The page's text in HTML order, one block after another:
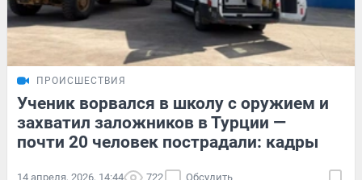
ПРОИСШЕСТВИЯ
Ученик ворвался в школу с оружием и
захватил заложников в Турции —
почти 20 человек пострадали: кадры
14 апреля, 2026, 14:44 722 Обсудить